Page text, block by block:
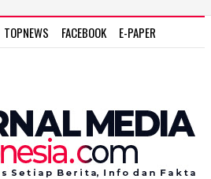
TOPNEWS FACEBOOK
E-PAPER